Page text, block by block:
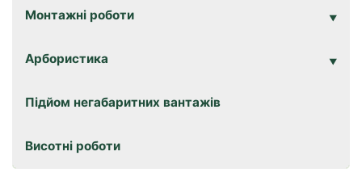
Монтажні роботи
Арбористика
Підйом негабаритних вантажів
Висотні роботи